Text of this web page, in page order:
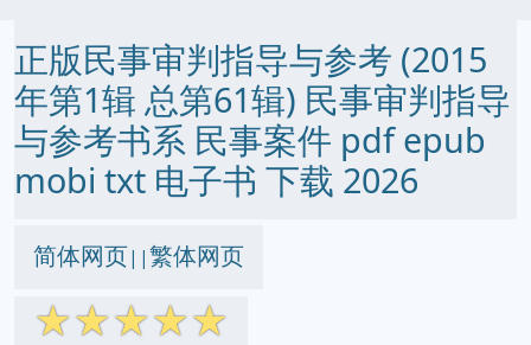
正版民事审判指导与参考 (2015
年第1辑 总第61辑) 民事审判指导
与参考书系 民事案件 pdf epub
mobi txt 电子书 下载 2026
简体网页||繁体网页
☆☆☆☆☆